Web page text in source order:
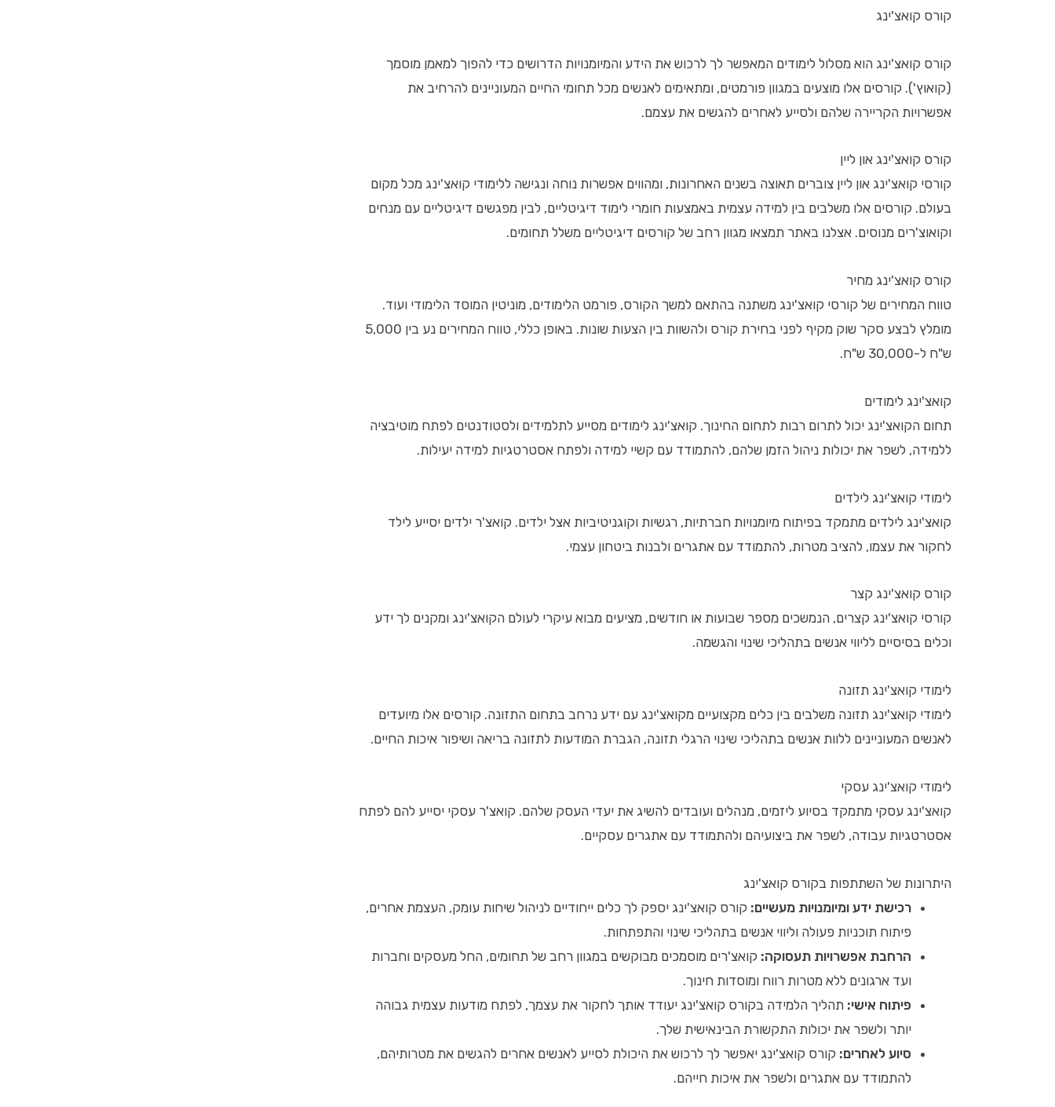
קורס קואצ'ינג
קורס קואצ'ינג הוא מסלול לימודים המאפשר לך לרכוש את הידע והמיומנויות הדרושים כדי להפוך למאמן מוסמך
(קואוץ'). קורסים אלו מוצעים במגוון פורמטים, ומתאימים לאנשים מכל תחומי החיים המעוניינים להרחיב את
אפשרויות הקריירה שלהם ולסייע לאחרים להגשים את עצמם.
קורס קואצ'ינג און ליין
קורסי קואצ'ינג און ליין צוברים תאוצה בשנים האחרונות, ומהווים אפשרות נוחה ונגישה ללימודי קואצ'ינג מכל מקום
בעולם. קורסים אלו משלבים בין למידה עצמית באמצעות חומרי לימוד דיגיטליים, לבין מפגשים דיגיטליים עם מנחים
וקואוצ'רים מנוסים. אצלנו באתר תמצאו מגוון רחב של קורסים דיגיטליים משלל תחומים.
קורס קואצ'ינג מחיר
טווח המחירים של קורסי קואצ'ינג משתנה בהתאם למשך הקורס, פורמט הלימודים, מוניטין המוסד הלימודי ועוד.
מומלץ לבצע סקר שוק מקיף לפני בחירת קורס ולהשוות בין הצעות שונות. באופן כללי, טווח המחירים נע בין 5,000
ש"ח ל-30,000 ש"ח.
קואצ'ינג לימודים
תחום הקואצ'ינג יכול לתרום רבות לתחום החינוך. קואצ'ינג לימודים מסייע לתלמידים ולסטודנטים לפתח מוטיבציה
ללמידה, לשפר את יכולות ניהול הזמן שלהם, להתמודד עם קשיי למידה ולפתח אסטרטגיות למידה יעילות.
לימודי קואצ'ינג לילדים
קואצ'ינג לילדים מתמקד בפיתוח מיומנויות חברתיות, רגשיות וקוגניטיביות אצל ילדים. קואצ'ר ילדים יסייע לילד
לחקור את עצמו, להציב מטרות, להתמודד עם אתגרים ולבנות ביטחון עצמי.
קורס קואצ'ינג קצר
קורסי קואצ'ינג קצרים, הנמשכים מספר שבועות או חודשים, מציעים מבוא עיקרי לעולם הקואצ'ינג ומקנים לך ידע
וכלים בסיסיים לליווי אנשים בתהליכי שינוי והגשמה.
לימודי קואצ'ינג תזונה
לימודי קואצ'ינג תזונה משלבים בין כלים מקצועיים מקואצ'ינג עם ידע נרחב בתחום התזונה. קורסים אלו מיועדים
לאנשים המעוניינים ללוות אנשים בתהליכי שינוי הרגלי תזונה, הגברת המודעות לתזונה בריאה ושיפור איכות החיים.
לימודי קואצ'ינג עסקי
קואצ'ינג עסקי מתמקד בסיוע ליזמים, מנהלים ועובדים להשיג את יעדי העסק שלהם. קואצ'ר עסקי יסייע להם לפתח
אסטרטגיות עבודה, לשפר את ביצועיהם ולהתמודד עם אתגרים עסקיים.
היתרונות של השתתפות בקורס קואצ'ינג
רכישת ידע ומיומנויות מעשיים: קורס קואצ'ינג יספק לך כלים ייחודיים לניהול שיחות עומק, העצמת אחרים,
פיתוח תוכניות פעולה וליווי אנשים בתהליכי שינוי והתפתחות.
הרחבת אפשרויות תעסוקה: קואצ'רים מוסמכים מבוקשים במגוון רחב של תחומים, החל מעסקים וחברות
ועד ארגונים ללא מטרות רווח ומוסדות חינוך.
פיתוח אישי: תהליך הלמידה בקורס קואצ'ינג יעודד אותך לחקור את עצמך, לפתח מודעות עצמית גבוהה
יותר ולשפר את יכולות התקשורת הבינאישית שלך.
סיוע לאחרים: קורס קואצ'ינג יאפשר לך לרכוש את היכולת לסייע לאנשים אחרים להגשים את מטרותיהם,
להתמודד עם אתגרים ולשפר את איכות חייהם.